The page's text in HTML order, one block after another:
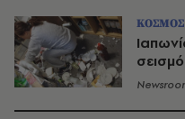
ΚΟΣΜΟΣ